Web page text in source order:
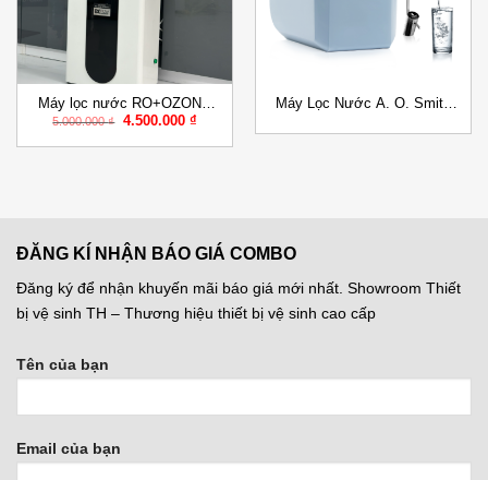
Máy lọc nước RO+OZONE
kiểu âm tủ bếp – có vỏ BKN.
5.000.000₫
Giá
là:
4.500.000 ₫Giá
tại
Máy Lọc Nước A. O. Smith
ĐĂNG KÍ NHẬN BÁO GIÁ COMBO
Đăng ký để nhận khuyến mãi báo giá mới nhất. Showroom Thiết
bị vệ sinh TH – Thương hiệu thiết bị vệ sinh cao cấp
Tên của bạn
Email của bạn